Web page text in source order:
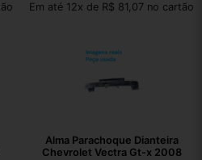
Em até 12x de R$ 81,07 no cartão
Alma Parachoque Dianteira
Chevrolet Vectra Gt-x 2008